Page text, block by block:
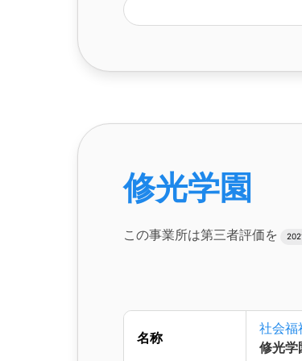
修光学園
この事業所は第三者評価を
名称
社会福
修光学